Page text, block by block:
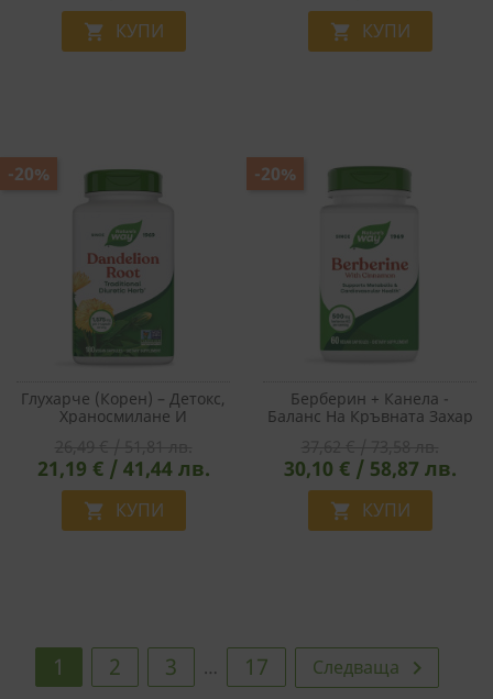
 КУПИ  КУПИ
Глухарче (корен) – Детокс,
Храносмилане И
21,19 € / 41,44 лв.
 КУПИ
-20%
Берберин + Канела -
Баланс На Кръвната Захар
30,10 € / 58,87 лв.
 КУПИ
-20%
1 2 3 … 17 Следваща 
СТАТИСТИЧЕСКИ
НЕКЛАСИФИЦИРАНИ